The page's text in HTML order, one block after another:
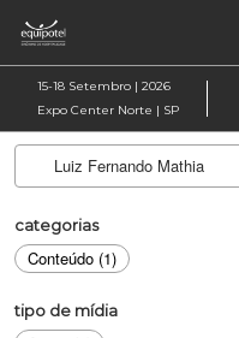
para
o
conteúdo
15-18 Setembro | 2026
Expo Center Norte | SP
categorias
Conteúdo (1)
tipo de mídia